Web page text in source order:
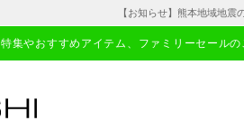
【お知らせ】熊本地域地震
特集やおすすめアイテム、ファミリーセール